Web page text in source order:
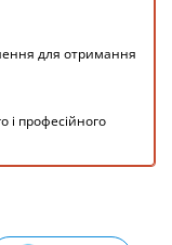
для отримання
і професійного